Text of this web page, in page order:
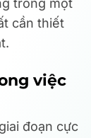
trong một
cần thiết
việc
đoạn cực